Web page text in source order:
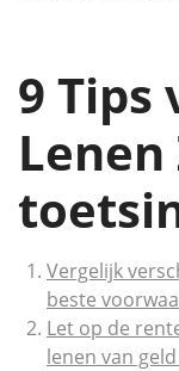
9 Tips
Lenen
Vergelijk
beste
Let op de
lenen van